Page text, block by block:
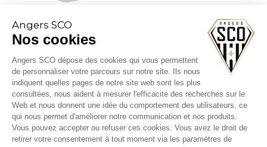
Angers SCO
Nos cookies
Angers SCO dépose des cookies qui vous permettent
de personnaliser votre parcours sur notre site. Ils nous
indiquent quelles pages de notre site web sont les plus
consultées, nous aident à mesurer l'efficacité des recherches sur le
Web et nous donnent une idée du comportement des utilisateurs, ce
qui nous permet d'améliorer notre communication et nos produits.
Vous pouvez accepter ou refuser ces cookies. Vous avez le droit de
retirer votre consentement à tout moment via les paramètres de
CGV billetterie
Mentions légales
Politique cookies